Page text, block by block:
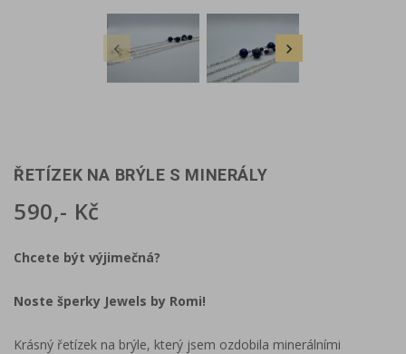
 
ŘETÍZEK NA BRÝLE S MINERÁLY
590,- Kč
Chcete být výjimečná?
Noste šperky Jewels by Romi!
Krásný řetízek na brýle, který jsem ozdobila minerálními